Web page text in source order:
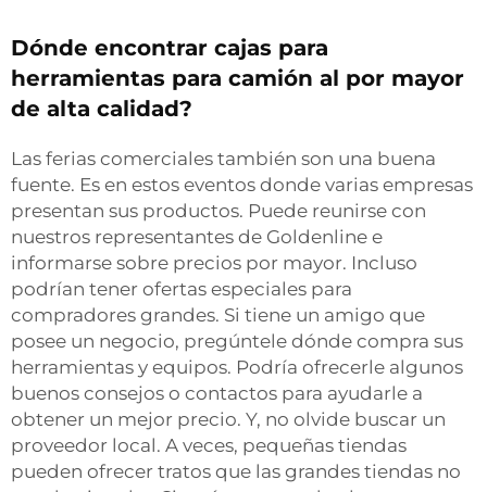
Dónde encontrar cajas para
herramientas para camión al por mayor
de alta calidad?
Las ferias comerciales también son una buena
fuente. Es en estos eventos donde varias empresas
presentan sus productos. Puede reunirse con
nuestros representantes de Goldenline e
informarse sobre precios por mayor. Incluso
podrían tener ofertas especiales para
compradores grandes. Si tiene un amigo que
posee un negocio, pregúntele dónde compra sus
herramientas y equipos. Podría ofrecerle algunos
buenos consejos o contactos para ayudarle a
obtener un mejor precio. Y, no olvide buscar un
proveedor local. A veces, pequeñas tiendas
pueden ofrecer tratos que las grandes tiendas no